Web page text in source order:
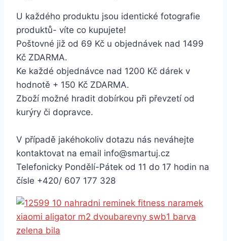
U každého produktu jsou identické fotografie
produktů- víte co kupujete!
Poštovné již od 69 Kč u objednávek nad 1499
Kč ZDARMA.
Ke každé objednávce nad 1200 Kč dárek v
hodnotě + 150 Kč ZDARMA.
Zboží možné hradit dobírkou při převzetí od
kurýry či dopravce.
V případě jakéhokoliv dotazu nás neváhejte
kontaktovat na email info@smartuj.cz
Telefonicky Pondělí-Pátek od 11 do 17 hodin na
čísle +420/ 607 177 328